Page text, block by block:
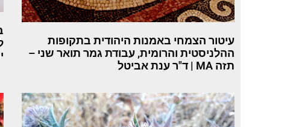
עיטור הצמחי באמנות היהודית בתקופות
ההלניסטית והרומית, עבודת גמר תואר שני –
תזה MA | ד"ר ענת אביטל